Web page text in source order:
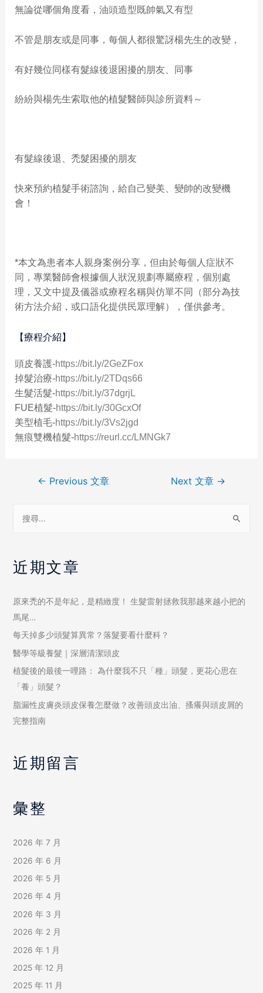
無論從哪個角度看，油頭造型既帥氣又有型
不管是朋友或是同事，每個人都很驚訝楊先生的改變，
有好幾位同樣有髮線後退困擾的朋友、同事
紛紛與楊先生索取他的植髮醫師與診所資料～
有髮線後退、禿髮困擾的朋友
快來預約植髮手術諮詢，給自己變美、變帥的改變機
會！
*本文為患者本人親身案例分享，但由於每個人症狀不
同，專業醫師會根據個人狀況規劃專屬療程，個別處
理，又文中提及儀器或療程名稱與仿單不同（部分為技
術方法介紹，或口語化提供民眾理解），僅供參考。
【療程介紹】
頭皮養護-https://bit.ly/2GeZFox
掉髮治療-https://bit.ly/2TDqs66
生髮活髮-https://bit.ly/37dgrjL
FUE植髮-https://bit.ly/30GcxOf
美型植毛-https://bit.ly/3Vs2jgd
無痕雙機植髮-https://reurl.cc/LMNGk7
← Previous 文章 Next 文章 →
近期文章
原來禿的不是年紀，是精緻度！ 生髮雷射拯救我那越來越小把的
馬尾…
每天掉多少頭髮算異常？落髮要看什麼科？
醫學等級養髮｜深層清潔頭皮
植髮後的最後一哩路： 為什麼我不只「種」頭髮，更花心思在
「養」頭髮？
脂漏性皮膚炎頭皮保養怎麼做？改善頭皮出油、搔癢與頭皮屑的
完整指南
近期留言
彙整
2026 年 7 月
2026 年 6 月
2026 年 5 月
2026 年 4 月
2026 年 3 月
2026 年 2 月
2026 年 1 月
2025 年 12 月
2025 年 11 月